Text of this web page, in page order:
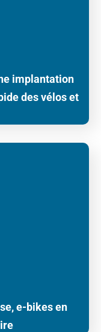
implantation
des vélos et
e-bikes en